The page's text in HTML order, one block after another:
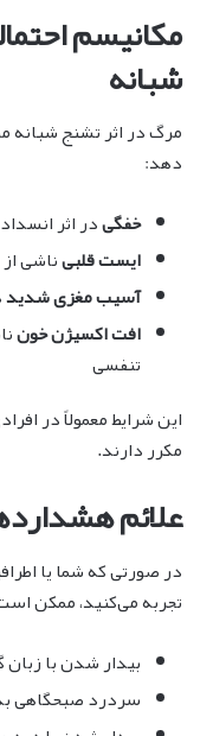
مکانیسم
شبانه
مرگ در اثر تشنج شبانه
دهد:
خفگیدر اثر
ایست قلبیناشی
آسیب مغزی شدید
افت اکسیژن خون
تنفسی
این شرایط معمولاً در
مکرر دارند.
علائم
در صورتی که شما یا
تجربه می‌کنید، ممکن
بیدار شدن با
سردرد صبحگاهی